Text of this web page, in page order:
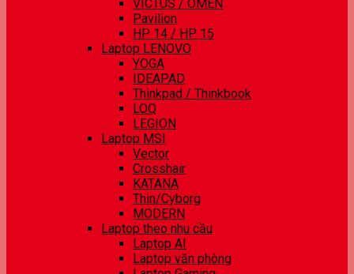
VICTUS / OMEN
Pavilion
HP 14 / HP 15
Laptop LENOVO
YOGA
IDEAPAD
Thinkpad / Thinkbook
LOQ
LEGION
Laptop MSI
Vector
Crosshair
KATANA
Thin/Cyborg
MODERN
Laptop theo nhu cầu
Laptop AI
Laptop văn phòng